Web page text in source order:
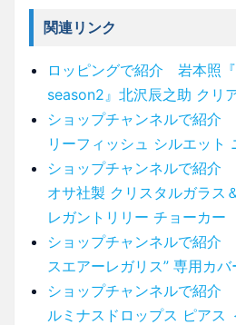
関連リンク
ロッピングで紹介 岩本照
season2』北沢辰之助 クリ
ショップチャンネルで紹介
リーフィッシュ シルエット
ショップチャンネルで紹介
オサ社製 クリスタルガラス
レガントリリー チョーカー
ショップチャンネルで紹介
スエアーレガリス” 専用カバ
ショップチャンネルで紹介
ルミナスドロップス ピアス